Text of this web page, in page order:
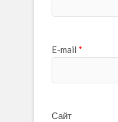
E-mail *
Сайт